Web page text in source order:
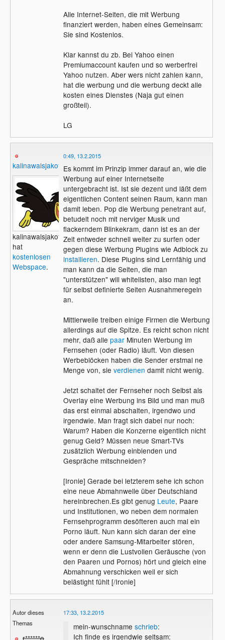
Alle Internet-Seiten, die mit Werbung
finanziert werden, haben eines Gemeinsam:
Sie sind Kostenlos.
Klar kannst du zb. Bei Yahoo einen
Premiumaccount kaufen und so werberfrei
Yahoo nutzen. Aber wers nicht zahlen kann,
hat die werbung und die werbung deckt alle
kosten eines Dienstes (Naja gut einen
großteil).
LG
kalinawalsjakoff
kalinawalsjakoff
hat
kostenlosen
Webspace.
0:49, 13.2.2015
Es kommt im Prinzip immer darauf an, wie die
Werbung auf einer Internetseite
untergebracht ist. Ist sie dezent und läßt dem
eigentlichen Content seinen Raum, kann man
damit leben. Pop die Werbung penetrant auf,
betudelt noch mit nerviger Musik und
flackerndem Blinkekram, dann ist es an der
Zeit entweder schnell weiter zu surfen oder
gegen diese Werbung Plugins wie Adblock zu
installieren. Diese Plugins sind Lernfähig und
man kann da die Seiten, die man
"unterstützen" will whitelisten, also man legt
für selbst definierte Seiten Ausnahmeregeln
an.
Mittlerweile treiben einige Firmen die Werbung
allerdings auf die Spitze. Es reicht schon nicht
mehr, daß alle paarMinuten Werbung im
Fernsehen (oder Radio) läuft. Von diesen
Werbeblöcken haben die Sender erstmal ne
Menge von, sie verdienen damit nicht wenig.
Jetzt schaltet der Fernseher noch Selbst als
Overlay eine Werbung ins Bild und man muß
das erst einmal abschalten, irgendwo und
irgendwie. Man fragt sich dabei nur noch:
Warum? Haben die Konzerne eigentlich nicht
genug Geld? Müssen neue Smart-TVs
zusätzlich Werbung einblenden und
Gespräche mitschneiden?
[Ironie] Gerade bei letzterem sehe ich schon
eine neue Abmahnwelle über Deutschland
hereinbrechen.Es gibt genug Leute, Paare
und Institutionen, wo neben dem normalen
Fernsehprogramm desöfteren auch mal ein
Porno läuft. Nun kann sich daran der eine
oder andere Samsung-Mitarbeiter stören,
wenn er denn die Lustvollen Geräusche (von
den Paaren und Pornos) hört und gleich eine
Abmahnung verschicken weil er sich
belästight fühlt [/Ironie]
Autor dieses
Themas
r******o
17:33, 13.2.2015
mein-wunschname schrieb:
Ich finde es irgendwie seltsam: